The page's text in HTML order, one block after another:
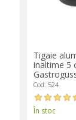
Tigaie
inaltime 5
Cod: 524
În stoc